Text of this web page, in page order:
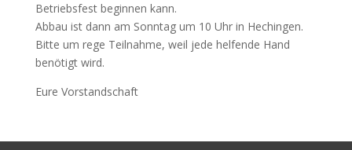
Betriebsfest beginnen kann.
Abbau ist dann am Sonntag um 10 Uhr in Hechingen.
Bitte um rege Teilnahme, weil jede helfende Hand
benötigt wird.
Eure Vorstandschaft